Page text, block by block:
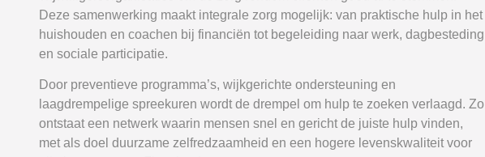
Deze samenwerking maakt integrale zorg mogelijk: van praktische hulp in het
huishouden en coachen bij financiën tot begeleiding naar werk, dagbesteding
en sociale participatie.
Door preventieve programma’s, wijkgerichte ondersteuning en
laagdrempelige spreekuren wordt de drempel om hulp te zoeken verlaagd. Zo
ontstaat een netwerk waarin mensen snel en gericht de juiste hulp vinden,
met als doel duurzame zelfredzaamheid en een hogere levenskwaliteit voor